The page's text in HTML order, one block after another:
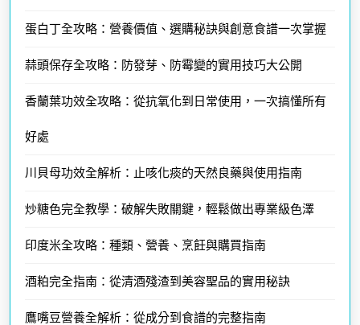
蛋白丁全攻略：營養價值、選購秘訣與創意食譜一次掌握
蒜頭保存全攻略：防發芽、防霉變的實用技巧大公開
香蘭葉功效全攻略：從抗氧化到日常使用，一次搞懂所有
好處
川貝母功效全解析：止咳化痰的天然良藥與使用指南
炒糖色完全教學：破解失敗關鍵，輕鬆做出專業級色澤
印度米全攻略：種類、營養、烹飪與購買指南
酒粕完全指南：從清酒殘渣到美容聖品的實用秘訣
鷹嘴豆營養全解析：從成分到食譜的完整指南